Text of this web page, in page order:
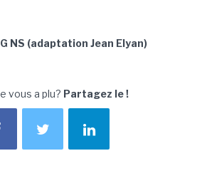
NS (adaptation Jean Elyan)
vous a plu? Partagez le !